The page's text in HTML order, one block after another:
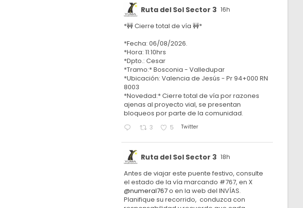
Ruta del Sol Sector 3 16h
*🚧 Cierre total de vía 🚧*
*Fecha: 06/08/2026.
*Hora: 11:10hrs
*Dpto.: Cesar
*Tramo:* Bosconia - Valledupar
*Ubicación: Valencia de Jesús - Pr 94+000 RN
8003
*Novedad:* Cierre total de vía por razones
ajenas al proyecto vial, se presentan
bloqueos por parte de la comunidad.
3 5 Twitter
Ruta del Sol Sector 3 18h
Antes de viajar este puente festivo, consulte
el estado de la vía marcando #767, en X
@numeral767o en la web del INVÍAS.
Planifique su recorrido, conduzca con